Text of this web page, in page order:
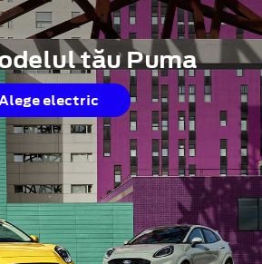
tău Puma
electric